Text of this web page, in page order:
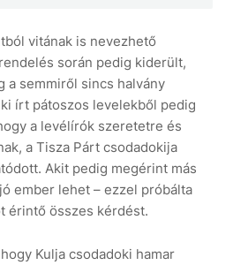
vitának is nevezhető
során pedig kiderült,
a semmiről sincs halvány
írt pátoszos levelekből pedig
a levélírók szeretetre és
a Tisza Párt csodadokija
Akit pedig megérint más
ember lehet – ezzel próbálta
érintő összes kérdést.
Kulja csodadoki hamar